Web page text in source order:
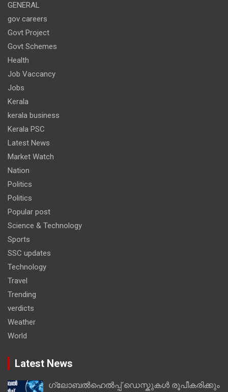
GENERAL
gov careers
Govt Project
Govt Schemes
Health
Job Vaccancy
Jobs
Kerala
kerala business
Kerala PSC
Latest News
Market Watch
Nation
Politics
Politics
Popular post
Science & Technology
Sports
SSC updates
Technology
Travel
Trending
verdicts
Weather
World
Latest News
ഗ്ലോബൽഹെൽപ്പ് ഡെസ്കുകൾ രൂപീകരിക്കും